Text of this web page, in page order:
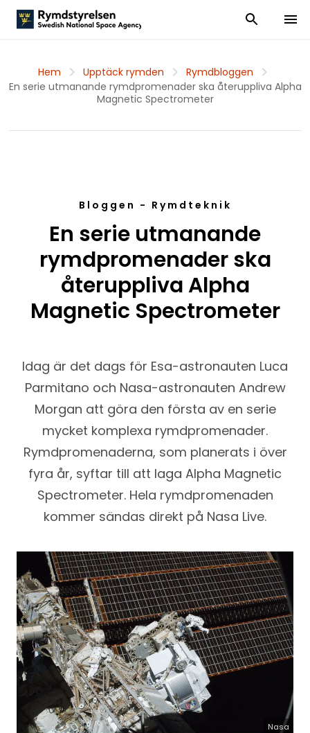
Visa och dölj
Visa
Hem Upptäck rymden
Rymdbloggen
En serie utmanande rymdpromenader ska återuppliva Alpha
Magnetic Spectrometer
Bloggen - Rymdteknik
En serie utmanande
rymdpromenader ska
återuppliva Alpha
Magnetic Spectrometer
Idag är det dags för Esa-astronauten Luca
Parmitano och Nasa-astronauten Andrew
Morgan att göra den första av en serie
mycket komplexa rymdpromenader.
Rymdpromenaderna, som planerats i över
fyra år, syftar till att laga Alpha Magnetic
Spectrometer. Hela rymdpromenaden
kommer sändas direkt på Nasa Live.
Nasa